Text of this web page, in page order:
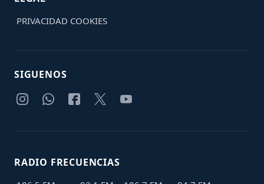
PRIVACIDAD COOKIES
SIGUENOS
RADIO FRECUENCIAS